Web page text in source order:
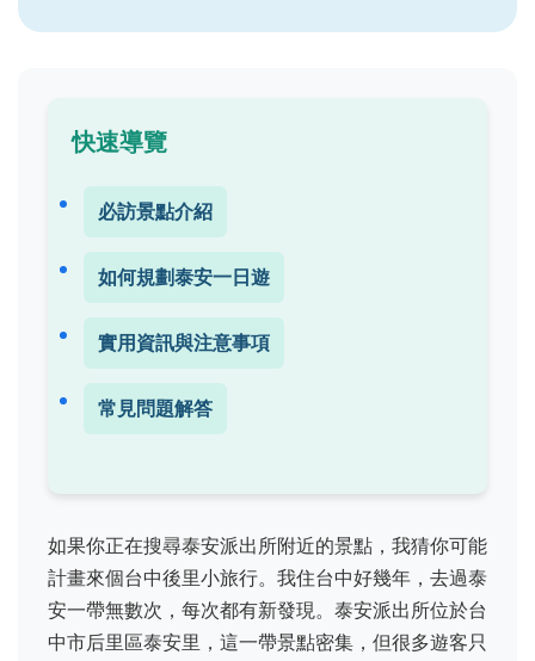
快速導覽
必訪景點介紹
如何規劃泰安一日遊
實用資訊與注意事項
常見問題解答
如果你正在搜尋泰安派出所附近的景點，我猜你可能
計畫來個台中後里小旅行。我住台中好幾年，去過泰
安一帶無數次，每次都有新發現。泰安派出所位於台
中市后里區泰安里，這一帶景點密集，但很多遊客只